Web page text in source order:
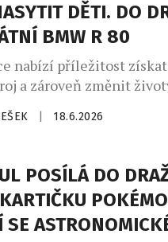
DĚTI. DO
BMW R 80
nabízí příležitost získat
a zároveň změnit
stojí za charitativní
závodníka
z roku 2021. Výtěžek z
Meals, která zajišťuje
v nejchudších
[…]
18.6.2026
POSÍLÁ DO
SE